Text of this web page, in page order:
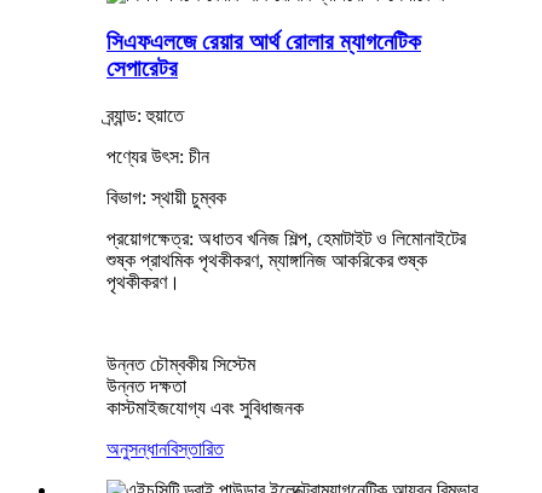
সিএফএলজে রেয়ার আর্থ রোলার ম্যাগনেটিক
সেপারেটর
ব্র্যান্ড: হুয়াতে
পণ্যের উৎস: চীন
বিভাগ: স্থায়ী চুম্বক
প্রয়োগক্ষেত্র: অধাতব খনিজ শিল্প, হেমাটাইট ও লিমোনাইটের
শুষ্ক প্রাথমিক পৃথকীকরণ, ম্যাঙ্গানিজ আকরিকের শুষ্ক
পৃথকীকরণ।
উন্নত চৌম্বকীয় সিস্টেম
উন্নত দক্ষতা
কাস্টমাইজযোগ্য এবং সুবিধাজনক
অনুসন্ধানবিস্তারিত